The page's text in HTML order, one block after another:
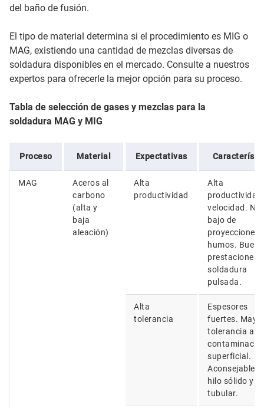
del baño de fusión.
El tipo de material determina si el procedimiento es MIG o
MAG, existiendo una cantidad de mezclas diversas de
soldadura disponibles en el mercado. Consulte a nuestros
expertos para ofrecerle la mejor opción para su proceso.
Tabla de selección de gases y mezclas para la
soldadura MAG y MIG
Proceso Material Expectativas
MAG
Aceros al
carbono
(alta y
baja
aleación)
Alta
productividad
Alta
productividad
velocidad.
bajo de
proyecciones
humos.
prestaciones
soldadura
pulsada.
Alta
tolerancia
Espesores
fuertes.
tolerancia a la
superficial.
Aconsejable
hilo sólido y
tubular.